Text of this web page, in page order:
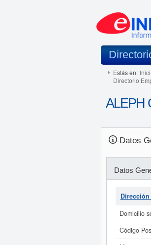
Estás en:
Directorio
ALEPH
Datos
Datos
Dirección
Domicilio
Código